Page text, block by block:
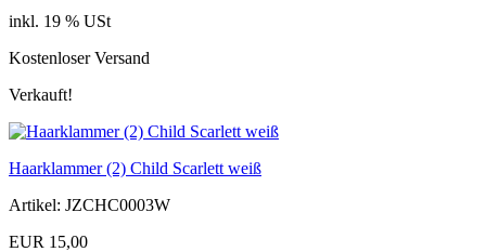
inkl. 19 % USt
Kostenloser Versand
Verkauft!
Haarklammer (2) Child Scarlett weiß
Artikel: JZCHC0003W
EUR 15,00